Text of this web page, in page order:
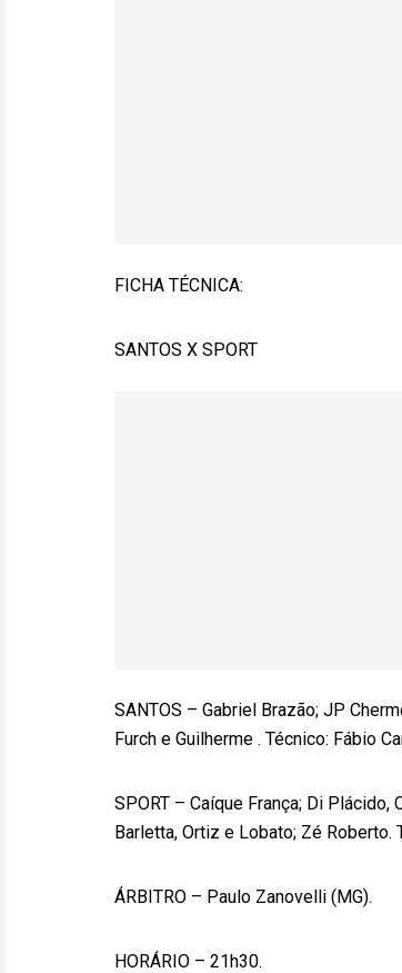
FICHA TÉCNICA:
SANTOS X SPORT
SANTOS – Gabriel Brazão; JP
Furch e Guilherme . Técnico: Fábio
SPORT – Caíque França; Di
Barletta, Ortiz e Lobato; Zé Roberto.
ÁRBITRO – Paulo Zanovelli (MG).
HORÁRIO – 21h30.